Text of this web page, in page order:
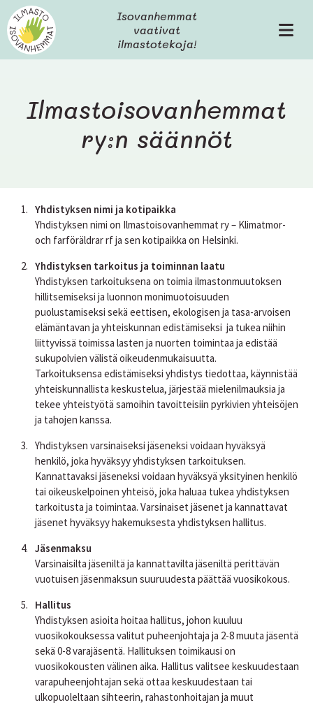
Isovanhemmat
vaativat
ilmastotekoja!
V
k
Ilmastoisovanhemmat
ry:n säännöt
Yhdistyksen nimi ja kotipaikka
Yhdistyksen nimi on Ilmastoisovanhemmat ry – Klimatmor-
och farföräldrar rf ja sen kotipaikka on Helsinki.
Yhdistyksen tarkoitus ja toiminnan laatu
Yhdistyksen tarkoituksena on toimia ilmastonmuutoksen
hillitsemiseksi ja luonnon monimuotoisuuden
puolustamiseksi sekä eettisen, ekologisen ja tasa-arvoisen
elämäntavan ja yhteiskunnan edistämiseksi ja tukea niihin
liittyvissä toimissa lasten ja nuorten toimintaa ja edistää
sukupolvien välistä oikeudenmukaisuutta.
Tarkoituksensa edistämiseksi yhdistys tiedottaa, käynnistää
yhteiskunnallista keskustelua, järjestää mielenilmauksia ja
tekee yhteistyötä samoihin tavoitteisiin pyrkivien yhteisöjen
ja tahojen kanssa.
Yhdistyksen varsinaiseksi jäseneksi voidaan hyväksyä
henkilö, joka hyväksyy yhdistyksen tarkoituksen.
Kannattavaksi jäseneksi voidaan hyväksyä yksityinen henkilö
tai oikeuskelpoinen yhteisö, joka haluaa tukea yhdistyksen
tarkoitusta ja toimintaa. Varsinaiset jäsenet ja kannattavat
jäsenet hyväksyy hakemuksesta yhdistyksen hallitus.
Jäsenmaksu
Varsinaisilta jäseniltä ja kannattavilta jäseniltä perittävän
vuotuisen jäsenmaksun suuruudesta päättää vuosikokous.
Hallitus
Yhdistyksen asioita hoitaa hallitus, johon kuuluu
vuosikokouksessa valitut puheenjohtaja ja 2-8 muuta jäsentä
sekä 0-8 varajäsentä. Hallituksen toimikausi on
vuosikokousten välinen aika. Hallitus valitsee keskuudestaan
varapuheenjohtajan sekä ottaa keskuudestaan tai
ulkopuoleltaan sihteerin, rahastonhoitajan ja muut